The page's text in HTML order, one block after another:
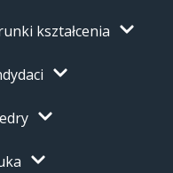
kształcenia